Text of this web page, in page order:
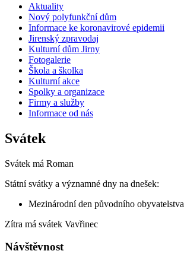
Aktuality
Nový polyfunkční dům
Informace ke koronavirové epidemii
Jirenský zpravodaj
Kulturní dům Jirny
Fotogalerie
Škola a školka
Kulturní akce
Spolky a organizace
Firmy a služby
Informace od nás
Svátek
Svátek má Roman
Státní svátky a významné dny na dnešek:
Mezinárodní den původního obyvatelstva
Zítra má svátek Vavřinec
Návštěvnost